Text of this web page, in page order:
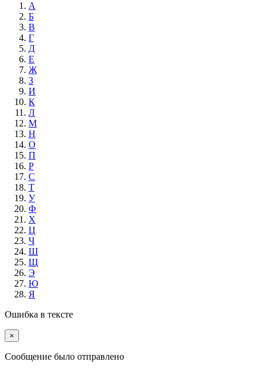
А
Б
В
Г
Д
Е
Ж
З
И
К
Л
М
Н
О
П
Р
С
Т
У
Ф
Х
Ц
Ч
Ш
Щ
Э
Ю
Я
Ошибка в тексте
×
Cообщение было отправлено